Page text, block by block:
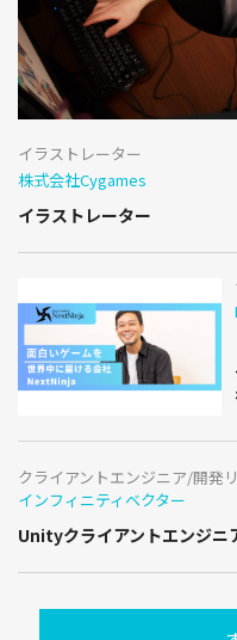
イラストレーター
株式会社Cygames
イラストレーター
クライアントエンジニア/開発
インフィニティベクター
Unityクライアントエンジニ